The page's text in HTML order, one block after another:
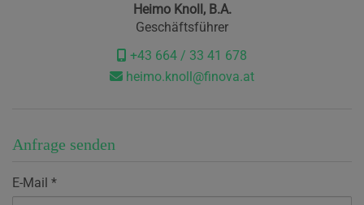
Heimo Knoll, B.A.
Geschäftsführer
+43 664 / 33 41 678
heimo.knoll@finova.at
Anfrage senden
E-Mail